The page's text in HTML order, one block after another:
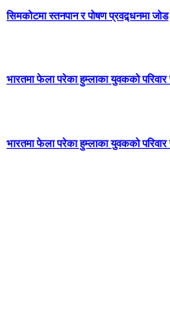
सिमकोटमा स्तनपान र पोषण प्रवद्र्धनमा जोड
भारतमा फेला परेका हुम्लाका युवकको
भारतमा फेला परेका हुम्लाका युवकको